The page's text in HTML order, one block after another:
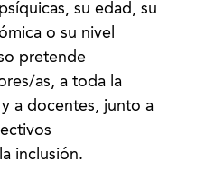
su edad, su
o su nivel
pretende
as, a toda la
a docentes, junto a
inclusión.